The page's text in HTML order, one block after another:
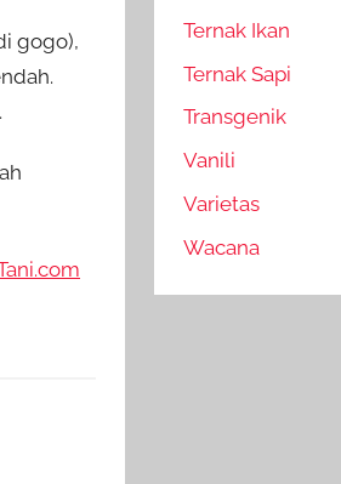
gogo),
Ternak Ikan
Ternak Sapi
Transgenik
Vanili
Varietas
Wacana